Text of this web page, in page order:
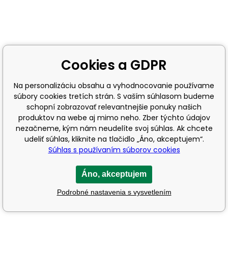
Cookies a GDPR
Na personalizáciu obsahu a vyhodnocovanie používame
súbory cookies tretích strán. S vaším súhlasom budeme
schopní zobrazovať relevantnejšie ponuky našich
produktov na webe aj mimo neho. Zber týchto údajov
nezačneme, kým nám neudelíte svoj súhlas. Ak chcete
udeliť súhlas, kliknite na tlačidlo „Áno, akceptujem“.
Súhlas s používaním súborov cookies
Áno, akceptujem
Podrobné nastavenia s vysvetlením